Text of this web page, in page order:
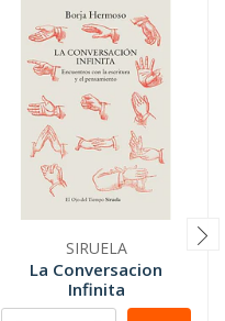
SIRUELA
La Conversacion
Infinita